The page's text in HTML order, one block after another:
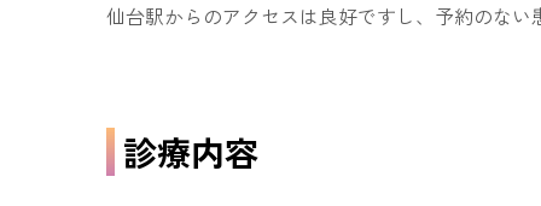
仙台駅からのアクセスは良好ですし、予約のない
診療内容